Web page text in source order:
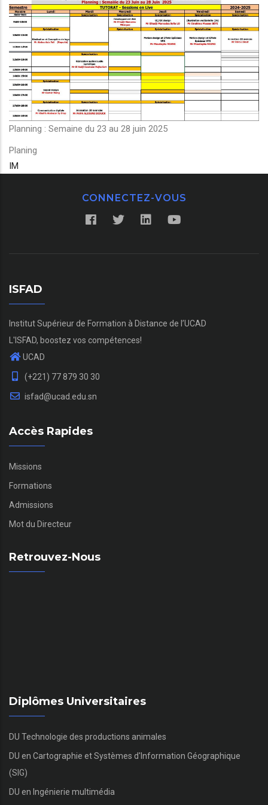
Planning : Semaine du 23 au 28 juin 2025
Planing
IM
CONNECTEZ-VOUS
ISFAD
Institut Supérieur de Formation à Distance de l’UCAD
L'ISFAD, boostez vos compétences!
UCAD
(+221) 77 879 30 30
isfad@ucad.edu.sn
Accès Rapides
Missions
Formations
Admissions
Mot du Directeur
Retrouvez-Nous
Diplômes Universitaires
DU Technologie des productions animales
DU en Cartographie et Systèmes d'Information Géographique
(SIG)
DU en Ingénierie multimédia